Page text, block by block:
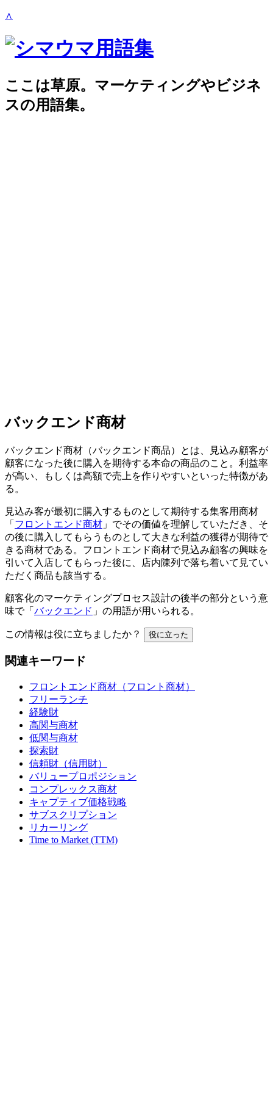
∧
ここは草原。マーケティングやビジネ
スの用語集。
バックエンド商材
バックエンド商材（バックエンド商品）とは、見込み顧客が
顧客になった後に購入を期待する本命の商品のこと。利益率
が高い、もしくは高額で売上を作りやすいといった特徴があ
る。
見込み客が最初に購入するものとして期待する集客用商材
「 フロントエンド商材 」でその価値を理解していただき、そ
の後に購入してもらうものとして大きな利益の獲得が期待で
きる商材である。フロントエンド商材で見込み顧客の興味を
引いて入店してもらった後に、店内陳列で落ち着いて見てい
ただく商品も該当する。
顧客化のマーケティングプロセス設計の後半の部分という意
味で「 バックエンド 」の用語が用いられる。
この情報は役に立ちましたか？ 役に立った
関連キーワード
フロントエンド商材（フロント商材）
フリーランチ
経験財
高関与商材
低関与商材
探索財
信頼財（信用財）
バリュープロポジション
コンプレックス商材
キャプティブ価格戦略
サブスクリプション
リカーリング
Time to Market (TTM)